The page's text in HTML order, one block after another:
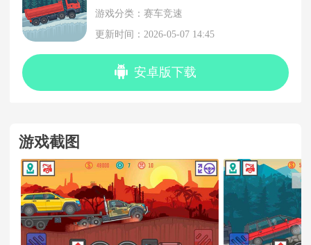
游戏分类：赛车竞速
更新时间：2026-05-07 14:45
安卓版下载
游戏截图